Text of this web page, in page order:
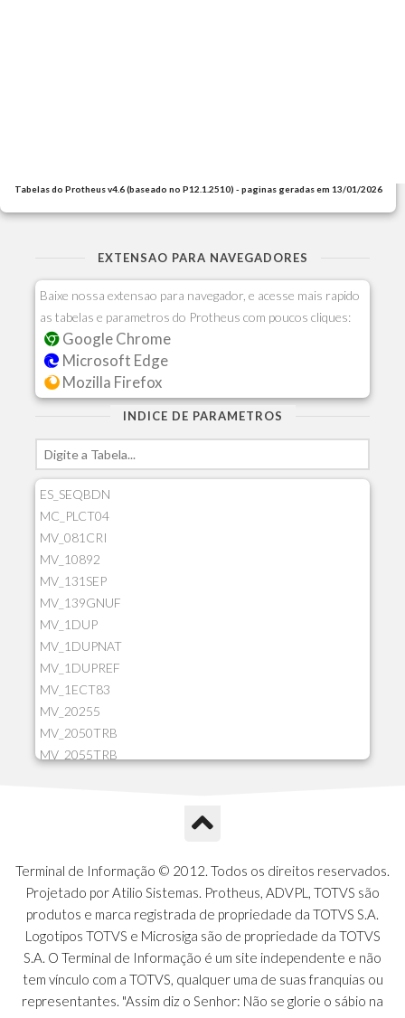
Tabelas do Protheus v4.6 (baseado no P12.1.2510) - paginas geradas em 13/01/2026
EXTENSAO PARA NAVEGADORES
Baixe nossa extensao para navegador, e acesse mais rapido
as tabelas e parametros do Protheus com poucos cliques:
Google Chrome
Microsoft Edge
Mozilla Firefox
INDICE DE PARAMETROS
ES_SEQBDN
MC_PLCT04
MV_081CRI
MV_10892
MV_131SEP
MV_139GNUF
MV_1DUP
MV_1DUPNAT
MV_1DUPREF
MV_1ECT83
MV_20255
MV_2050TRB
MV_2055TRB
MV_2GNOINC
MV_320SLD
MV_325PMDA
MV_330ATCM
MV_340LOCK
MV_3DUPREF
MV_5CLIFOR
Terminal de Informação © 2012. Todos os direitos reservados.
Projetado por Atilio Sistemas. Protheus, ADVPL, TOTVS são
produtos e marca registrada de propriedade da TOTVS S.A.
Logotipos TOTVS e Microsiga são de propriedade da TOTVS
S.A. O Terminal de Informação é um site independente e não
tem vínculo com a TOTVS, qualquer uma de suas franquias ou
representantes. "Assim diz o Senhor: Não se glorie o sábio na